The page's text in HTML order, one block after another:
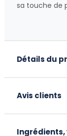
sa touche de
Détails du
Avis clients